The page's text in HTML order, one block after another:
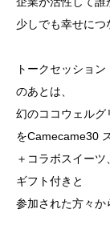
少しでも幸せにつ
トークセッション
のあとは、
幻のココウェルグ
をCamecame30
＋コラボスイーツ、
ギフト付きと
参加された方々か